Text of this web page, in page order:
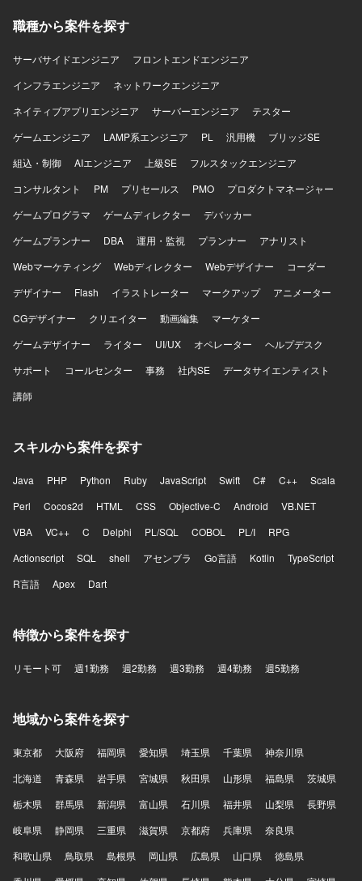
【開発環境】 React.js、TypeScript、Java、SpringBootなど
を用いたWEBシステム開発環境となっております。
職種から案件を探す
サーバサイドエンジニア
フロントエンドエンジニア
インフラエンジニア
ネットワークエンジニア
ネイティブアプリエンジニア
サーバーエンジニア
テスター
ゲームエンジニア
LAMP系エンジニア PL 汎用機
ブリッジSE
組込・制御
AIエンジニア 上級SE
フルスタックエンジニア
コンサルタント
PM プリセールス PMO
プロダクトマネージャー
ゲームプログラマ
ゲームディレクター
デバッカー
ゲームプランナー
DBA 運用・監視 プランナー
アナリスト
Webマーケティング
Webディレクター Webデザイナー
コーダー
デザイナー
Flash イラストレーター マークアップ
アニメーター
CGデザイナー
クリエイター 動画編集
マーケター
ゲームデザイナー
ライター UI/UX オペレーター
ヘルプデスク
サポート
コールセンター 事務 社内SE
データサイエンティスト
講師
スキルから案件を探す
Java PHP Python Ruby JavaScript Swift C# C++
Scala
Perl
Cocos2d HTML CSS Objective-C Android
VB.NET
VBA
VC++ C Delphi PL/SQL COBOL PL/I
RPG
Actionscript
SQL shell アセンブラ Go言語 Kotlin
TypeScript
R言語
Apex Dart
特徴から案件を探す
リモート可 週1勤務 週2勤務 週3勤務 週4勤務 週5勤務
地域から案件を探す
東京都 大阪府 福岡県 愛知県 埼玉県 千葉県
神奈川県
北海道
青森県 岩手県 宮城県 秋田県 山形県 福島県
茨城県
栃木県
群馬県 新潟県 富山県 石川県 福井県 山梨県
長野県
岐阜県
静岡県 三重県 滋賀県 京都府 兵庫県
奈良県
和歌山県
鳥取県 島根県 岡山県 広島県 山口県
徳島県